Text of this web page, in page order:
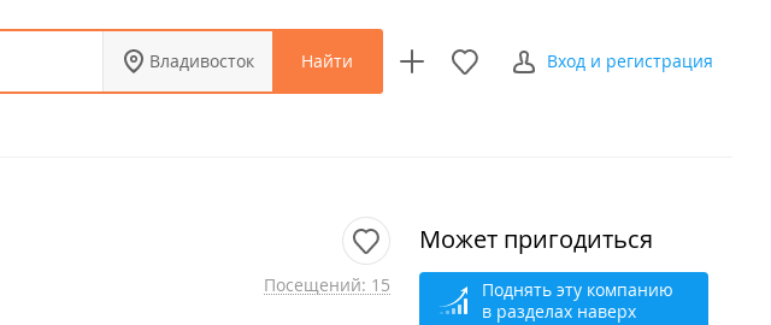
Владивосток Найти Вход и регистрация
Посещений: 15
Может пригодиться
Поднять эту компанию
в разделах наверх